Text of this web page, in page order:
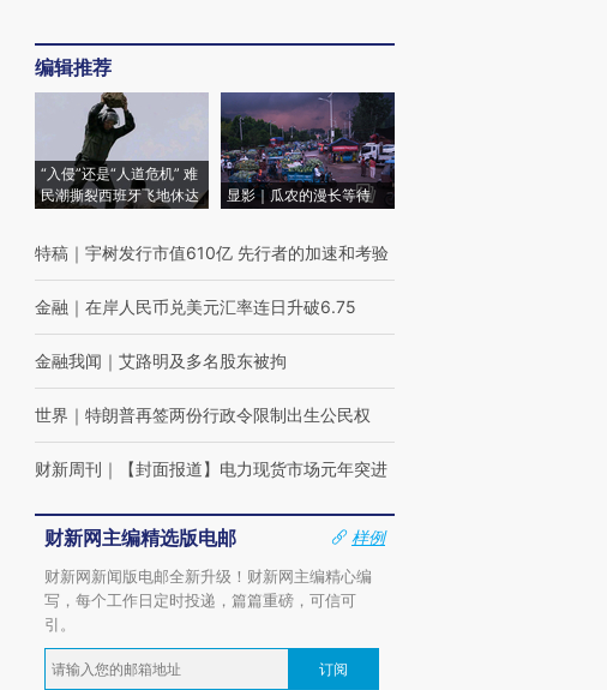
编辑推荐
“入侵”还是“人道危机” 难
民潮撕裂西班牙飞地休达
显影｜瓜农的漫长等待
特稿 ｜ 宇树发行市值610亿 先行者的加速和考验
金融 ｜ 在岸人民币兑美元汇率连日升破6.75
金融我闻 ｜ 艾路明及多名股东被拘
世界 ｜ 特朗普再签两份行政令限制出生公民权
财新周刊 ｜ 【封面报道】电力现货市场元年突进
财新网主编精选版电邮
样例
财新网新闻版电邮全新升级！财新网主编精心编
写，每个工作日定时投递，篇篇重磅，可信可
引。
订阅